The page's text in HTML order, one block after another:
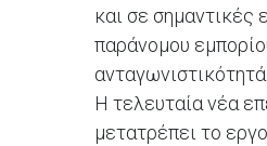
και σε σημαντικές
παράνομου
Η τελευταία νέα
μετατρέπει το